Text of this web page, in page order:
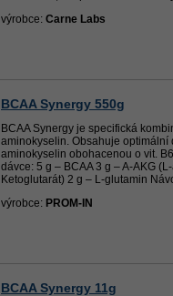
výrobce: Carne Labs
BCAA Synergy 550g
BCAA Synergy je specifická
aminokyselin. Obsahuje optimální
aminokyselin obohacenou o vit.
dávce: 5 g – BCAA 3 g – A-AKG
Ketoglutarát) 2 g – L-glutamin
výrobce: PROM-IN
BCAA Synergy 11g